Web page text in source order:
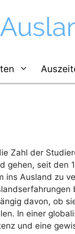
Zahl der
gehen, seit den
ins Ausland zu
davon, ob
In einer
und eine